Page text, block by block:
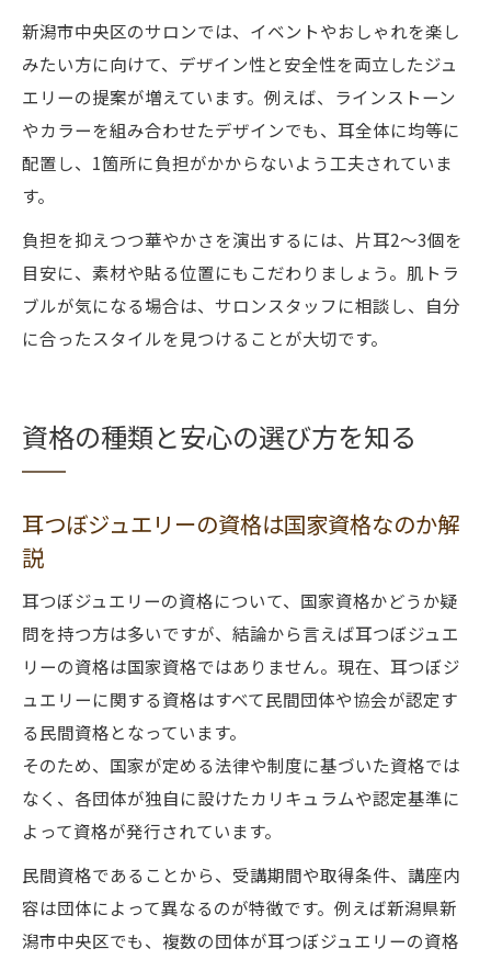
新潟市中央区のサロンでは、イベントやおしゃれを楽し
みたい方に向けて、デザイン性と安全性を両立したジュ
エリーの提案が増えています。例えば、ラインストーン
やカラーを組み合わせたデザインでも、耳全体に均等に
配置し、1箇所に負担がかからないよう工夫されていま
す。
負担を抑えつつ華やかさを演出するには、片耳2～3個を
目安に、素材や貼る位置にもこだわりましょう。肌トラ
ブルが気になる場合は、サロンスタッフに相談し、自分
に合ったスタイルを見つけることが大切です。
資格の種類と安心の選び方を知る
耳つぼジュエリーの資格は国家資格なのか解
説
耳つぼジュエリーの資格について、国家資格かどうか疑
問を持つ方は多いですが、結論から言えば耳つぼジュエ
リーの資格は国家資格ではありません。現在、耳つぼジ
ュエリーに関する資格はすべて民間団体や協会が認定す
る民間資格となっています。
そのため、国家が定める法律や制度に基づいた資格では
なく、各団体が独自に設けたカリキュラムや認定基準に
よって資格が発行されています。
民間資格であることから、受講期間や取得条件、講座内
容は団体によって異なるのが特徴です。例えば新潟県新
潟市中央区でも、複数の団体が耳つぼジュエリーの資格